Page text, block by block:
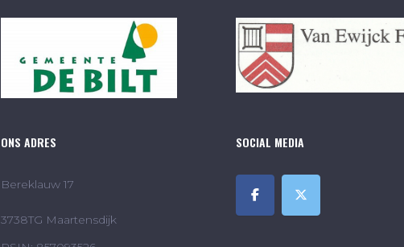
ONS ADRES
Bereklauw 17
3738TG Maartensdijk
SOCIAL MEDIA